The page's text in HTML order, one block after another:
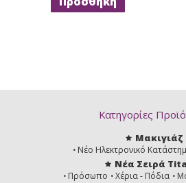
Κατηγορίες
Μακιγιάζ
Νέο Ηλεκτρονικό
Νέα Σειρά
Πρόσωπο Χέρια - Πόδια